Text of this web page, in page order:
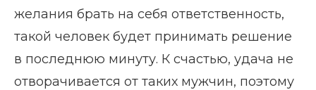
желания брать на себя ответственность,
такой человек будет принимать решение
в последнюю минуту. К счастью, удача не
отворачивается от таких мужчин, поэтому